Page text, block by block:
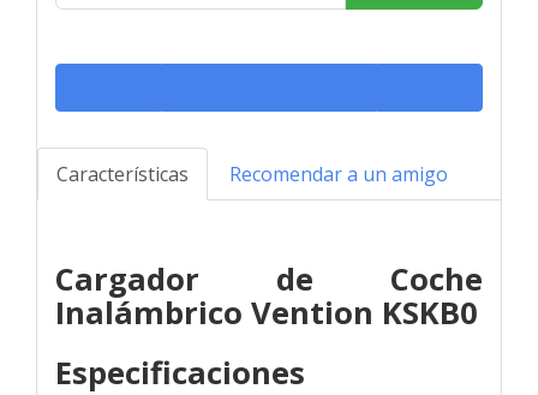
Características Recomendar a un amigo
Cargador de Coche
Inalámbrico Vention KSKB0
Especificaciones